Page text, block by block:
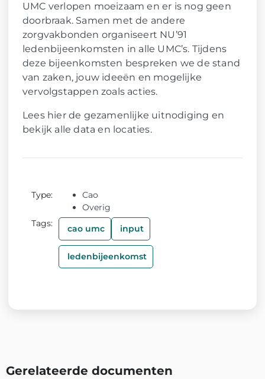
UMC verlopen moeizaam en er is nog geen
doorbraak. Samen met de andere
zorgvakbonden organiseert NU’91
ledenbijeenkomsten in alle UMC’s. Tijdens
deze bijeenkomsten bespreken we de stand
van zaken, jouw ideeën en mogelijke
vervolgstappen zoals acties.
Lees hier de gezamenlijke uitnodiging en
bekijk alle data en locaties.
Type:
Cao
Overig
Tags:
cao umc input
ledenbijeenkomst
Gerelateerde documenten